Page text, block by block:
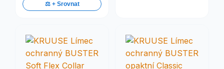
⚖️ + Srovnat